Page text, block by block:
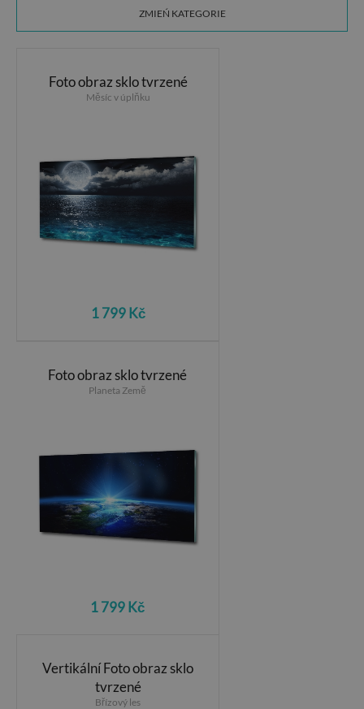
ZMIEŃ KATEGORIE
Foto obraz sklo tvrzené
Měsíc v úplňku
1 799 Kč
Foto obraz sklo tvrzené
Planeta Země
1 799 Kč
Vertikální Foto obraz sklo
tvrzené
Břízový les